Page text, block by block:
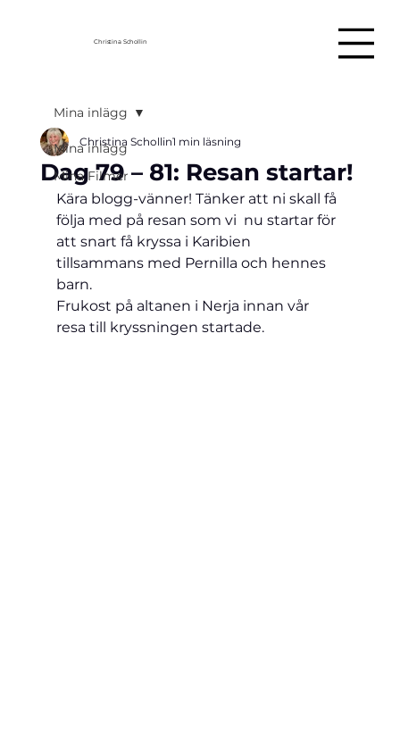
Christina Schollin
Mina inlägg
Mina Filmer
Mina inlägg
Dag 79 – 81: Resan startar!
Christina Schollin1 min läsning
Kära blogg-vänner! Tänker att ni skall få
följa med på resan som vi  nu startar för
att snart få kryssa i Karibien
tillsammans med Pernilla och hennes
barn.
Frukost på altanen i Nerja innan vår
resa till kryssningen startade.